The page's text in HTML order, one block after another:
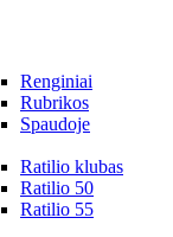
Renginiai
Rubrikos
Spaudoje
Ratilio klubas
Ratilio 50
Ratilio 55